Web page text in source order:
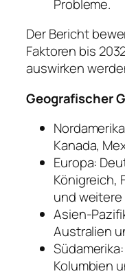
Probleme.
Der Bericht
Faktoren bis
auswirken
Geografischer
Kanada,
Europa:
Königreich,
und weitere
Asien-
Australien
Kolumbien